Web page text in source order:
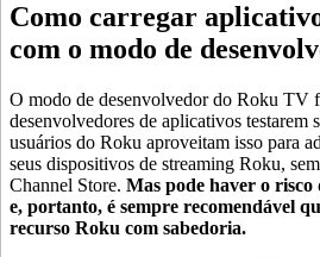
Como carregar
com o modo de
O modo de desenvolvedor do Roku TV
desenvolvedores de aplicativos testarem
usuários do Roku aproveitam isso para
seus dispositivos de streaming Roku,
Channel Store. Mas pode haver o
e, portanto, é sempre recomendável
recurso Roku com sabedoria.